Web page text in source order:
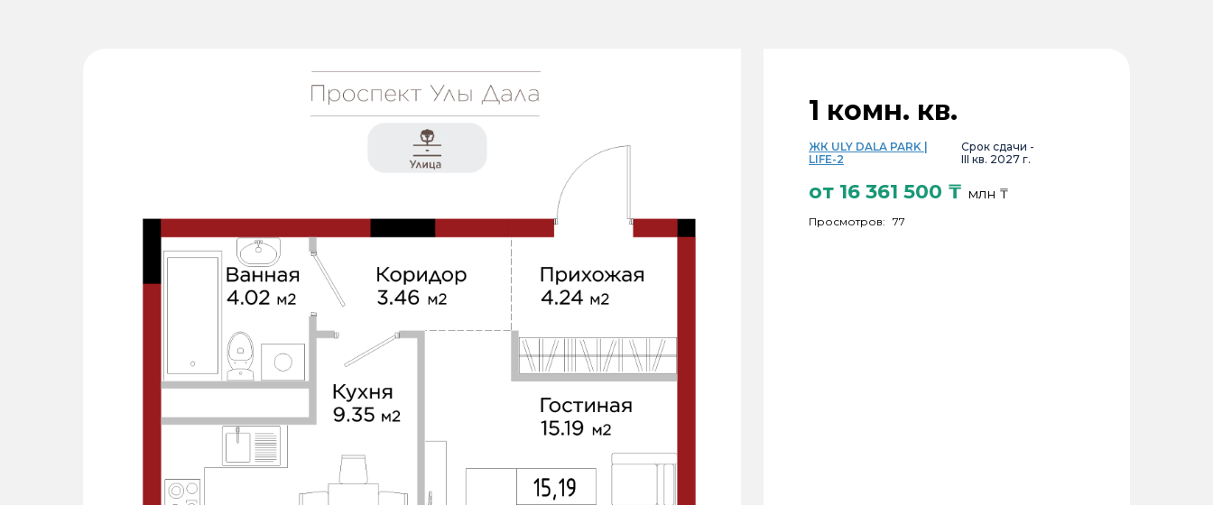
1 комн. кв.
ЖК ULY DALA PARK |
LIFE-2
Срок сдачи -
III кв. 2027 г.
от 16 361 500 ₸ млн ₸
Просмотров: 77